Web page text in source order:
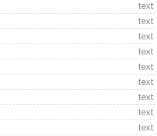
text
text
text
text
text
text
text
text
text